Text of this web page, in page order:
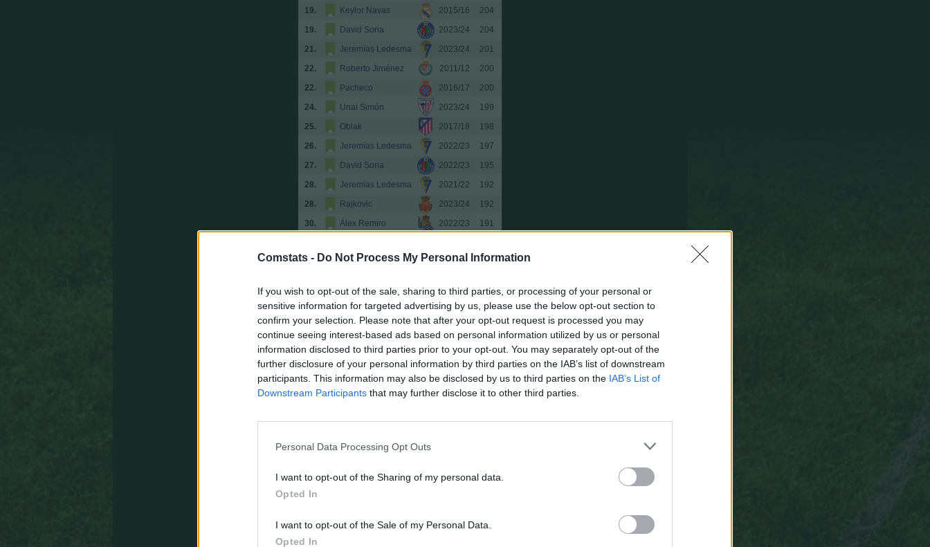
Comstats - Do Not Process My Personal Information
If you wish to opt-out of the sale, sharing to third parties, or processing of your personal or
sensitive information for targeted advertising by us, please use the below opt-out section to
confirm your selection. Please note that after your opt-out request is processed you may
continue seeing interest-based ads based on personal information utilized by us or personal
information disclosed to third parties prior to your opt-out. You may separately opt-out of the
further disclosure of your personal information by third parties on the IAB’s list of downstream
participants. This information may also be disclosed by us to third parties on the IAB’s List of
Downstream Participants that may further disclose it to other third parties.
Personal Data Processing Opt Outs
I want to opt-out of the Sharing of my personal data.
Opted In
I want to opt-out of the Sale of my Personal Data.
Opted In
19.
Keylor Navas 2015/16
204
19.
David Soria 2023/24
204
21.
Jeremías Ledesma 2023/24
201
22.
Roberto Jiménez 2011/12
200
22.
Pacheco 2016/17
200
24.
Unai Simón 2023/24
199
25.
Oblak 2017/18
198
26.
Jeremías Ledesma 2022/23
197
27.
David Soria 2022/23
195
28.
Jeremías Ledesma 2021/22
192
28.
Rajkovic 2023/24
192
30.
Álex Remiro 2022/23
191
32.
Diego López 2016/17
190
34.
Courtois 2021/22
189
35.
Ter Stegen 2017/18
188
35.
Víctor Valdés 2009/10
188
35.
Claudio Bravo 2014/15
188
35.
David de Gea 2010/11
188
39.
Batalla 2025/26
187
43.
Bono 2020/21
185
44.
decisivas
si
fueran